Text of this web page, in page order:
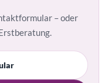
– oder